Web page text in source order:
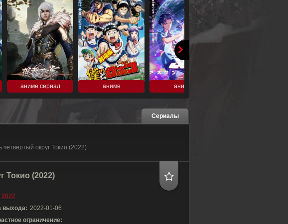
аниме сериал аниме аниме
Сериалы
четвёртый округ Токио (2022)
Токио (2022)
2022
выхода: 2022-01-06
ограничение: